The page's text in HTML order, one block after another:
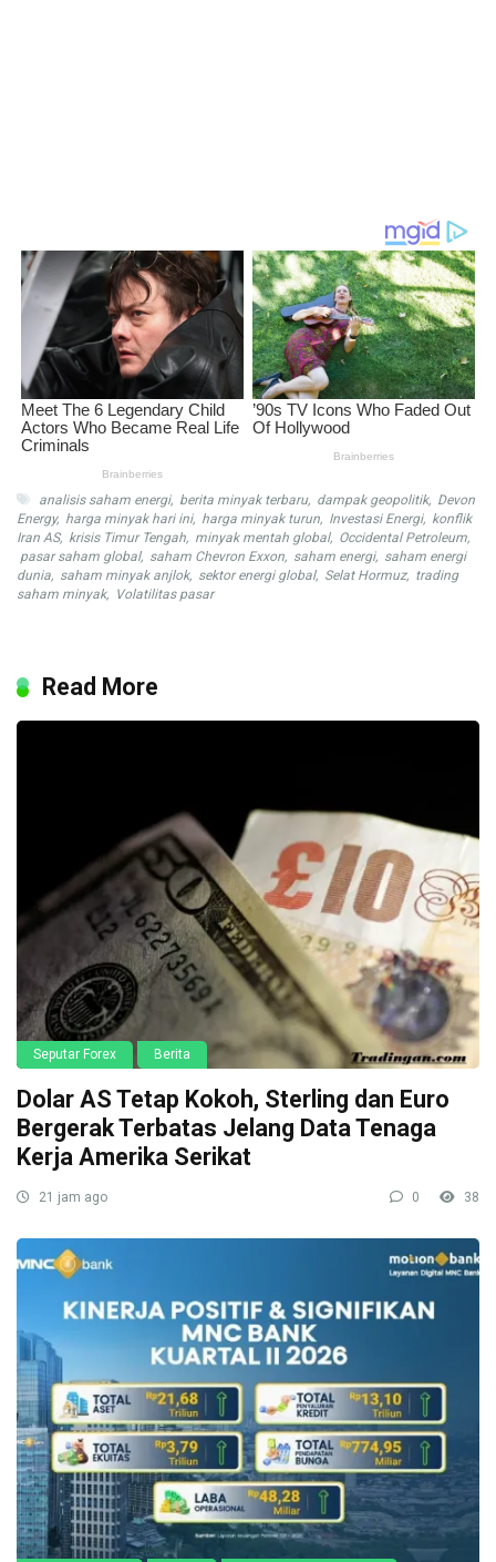
analisis saham energi, berita minyak terbaru, dampak geopolitik, Devon
Energy, harga minyak hari ini, harga minyak turun, Investasi Energi, konflik
Iran AS, krisis Timur Tengah, minyak mentah global, Occidental Petroleum,
pasar saham global, saham Chevron Exxon, saham energi, saham energi
dunia, saham minyak anjlok, sektor energi global, Selat Hormuz, trading
saham minyak, Volatilitas pasar
Read More
Seputar Forex Berita
Dolar AS Tetap Kokoh, Sterling dan Euro
Bergerak Terbatas Jelang Data Tenaga
Kerja Amerika Serikat
21 jam ago 0 38